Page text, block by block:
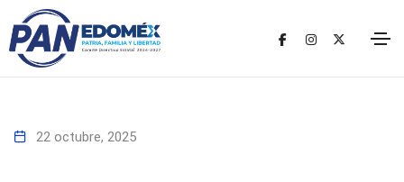
22 octubre, 2025